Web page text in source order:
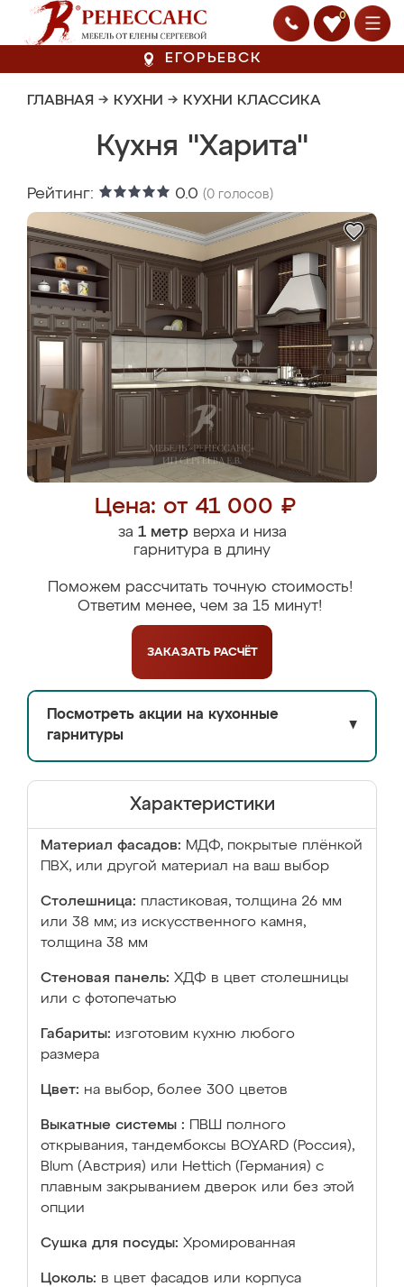
0
ЕГОРЬЕВСК
ГЛАВНАЯ → КУХНИ → КУХНИ КЛАССИКА
Кухня "Харита"
Рейтинг: 0.0 (0 голосов)
Цена: от 41 000 ₽
за 1 метрверха и низа
гарнитура в длину
Поможем рассчитать точную стоимость!
Ответим менее, чем за 15 минут!
ЗАКАЗАТЬ РАСЧЁТ
Посмотреть акции на кухонные
гарнитуры
▼
Характеристики
Материал фасадов: МДФ, покрытые плёнкой
ПВХ, или другой материал на ваш выбор
Столешница: пластиковая, толщина 26 мм
или 38 мм; из искусственного камня,
толщина 38 мм
Стеновая панель: ХДФ в цвет столешницы
или с фотопечатью
Габариты: изготовим кухню любого
размера
Цвет: на выбор, более 300 цветов
Выкатные системы :
ПВШ полного
открывания, тандембоксы BOYARD (Россия),
Blum (Австрия) или Hettich (Германия) с
плавным закрыванием дверок или без этой
опции
Сушка для посуды: Хромированная
Цоколь: в цвет фасадов или корпуса